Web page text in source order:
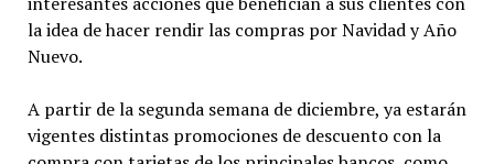
la idea de hacer rendir las compras por Navidad y Año
Nuevo.
A partir de la segunda semana de diciembre, ya estarán
vigentes distintas promociones de descuento con la